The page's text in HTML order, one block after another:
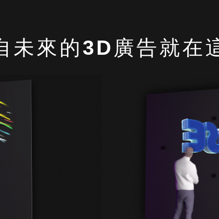
未來的3D廣告就在